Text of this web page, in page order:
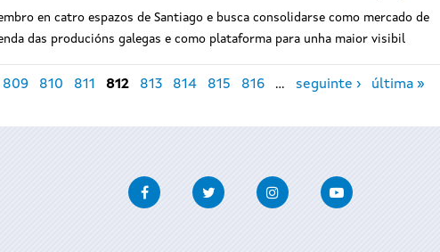
en catro espazos de Santiago e busca consolidarse como mercado de
das producións galegas e como plataforma para unha maior visibil
809 810 811 812 813 814 815 816 … seguinte › última »
FacebookTwitter InstagramYoutube